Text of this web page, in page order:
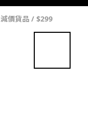
減價貨品 / $299